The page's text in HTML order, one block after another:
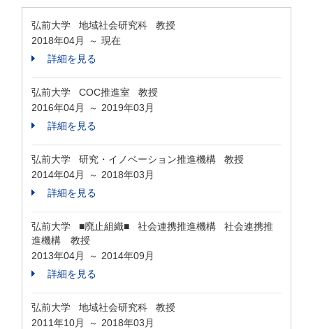
弘前大学 地域社会研究科 教授
2018年04月
～ 現在
詳細を見る
弘前大学 COC推進室 教授
2016年04月
～ 2019年03月
詳細を見る
弘前大学 研究・イノベーション推進機構 教授
2014年04月
～ 2018年03月
詳細を見る
弘前大学 ■廃止組織■ 社会連携推進機構 社会連携推
進機構 教授
2013年04月
～ 2014年09月
詳細を見る
弘前大学 地域社会研究科 教授
2011年10月
～ 2018年03月